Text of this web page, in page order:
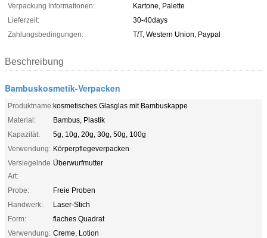
Verpackung Informationen:
Kartone, Palette
Lieferzeit:
30-40days
Zahlungsbedingungen:
T/T, Western Union, Paypal
Beschreibung
Bambuskosmetik-Verpacken
Produktname:kosmetisches Glasglas mit Bambuskappe
Material:
Bambus, Plastik
Kapazität:
5g, 10g, 20g, 30g, 50g, 100g
Verwendung: Körperpflegeverpacken
Versiegelnde
Art:
Überwurfmutter
Probe:
Freie Proben
Handwerk:
Laser-Stich
Form:
flaches Quadrat
Verwendung: Creme, Lotion